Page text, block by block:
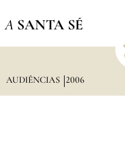
A SANTA SÉ
AUDIÊNCIAS 2006